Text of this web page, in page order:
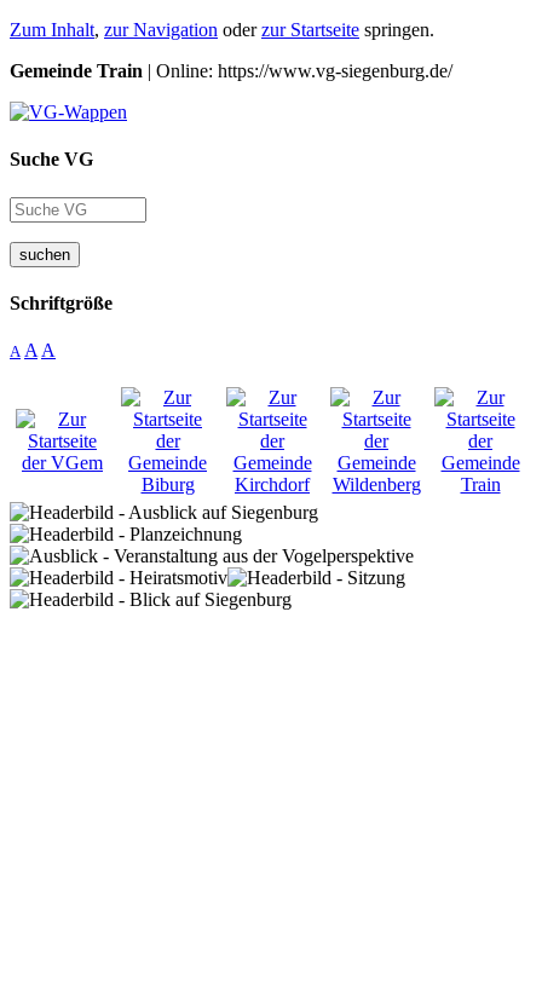
Zum Inhalt, zur Navigation oderzur Startseite springen.
Gemeinde Train | Online: https://www.vg-siegenburg.de/
Suche VG
suchen
Schriftgröße
A A A